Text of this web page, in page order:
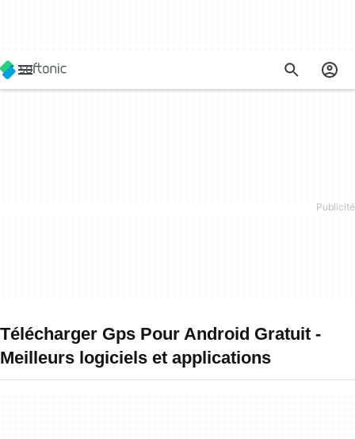
Télécharger Gps Pour Android Gratuit -
Meilleurs logiciels et applications